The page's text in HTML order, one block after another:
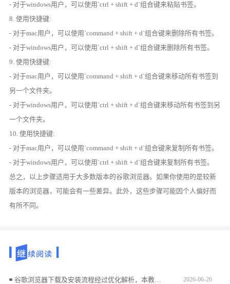
- 对于windows用户，可以使用`ctrl + shift + d`组合键来粘贴书签。
8. 使用快捷键:
- 对于mac用户，可以使用`command + shift + d`组合键来删除所有书签。
- 对于windows用户，可以使用`ctrl + shift + d`组合键来删除所有书签。
9. 使用快捷键:
- 对于mac用户，可以使用`command + shift + d`组合键来移动所有书签到
另一个文件夹。
- 对于windows用户，可以使用`ctrl + shift + d`组合键来移动所有书签到另
一个文件夹。
10. 使用快捷键:
- 对于mac用户，可以使用`command + shift + d`组合键来复制所有书签。
- 对于windows用户，可以使用`ctrl + shift + d`组合键来复制所有书签。
总之，以上步骤适用于大多数版本的谷歌浏览器。如果你使用的是较新
版本的浏览器，可能会有一些差异。此外，这些步骤可能因个人偏好而
有所不同。
谷歌浏览器下载及安装流程经过优化解析，本教程分享实用方法，帮助用户快速完成安装，提高浏览器使用效率。 2026-06-26